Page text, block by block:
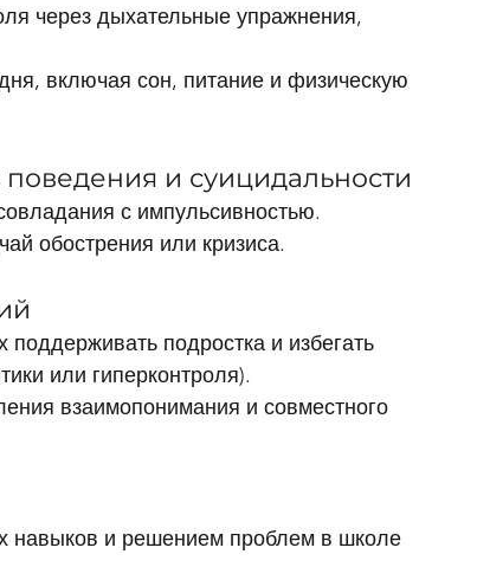
через дыхательные упражнения,
включая сон, питание и физическую
и суицидальности
с импульсивностью.
обострения или кризиса.
подростка и избегать
или гиперконтроля).
взаимопонимания и совместного
навыков и решением проблем в школе